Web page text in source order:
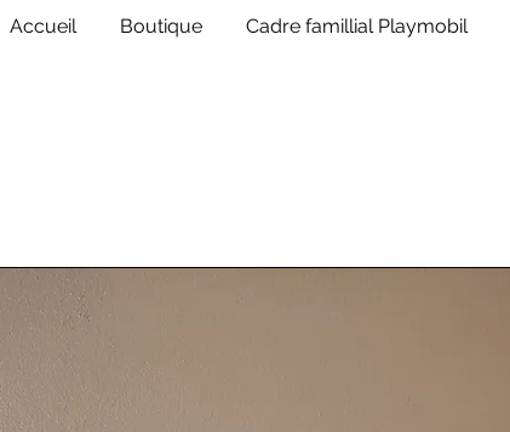
Accueil Boutique Cadre famillial Playmobil